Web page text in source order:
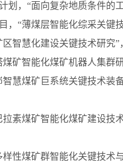
划，“面向复杂地质条件的
，“薄煤层智能化综采关键
区智慧化建设关键技术研究”
煤矿智能化煤矿机器人集群
智慧煤矿巨系统关键技术装
拉素煤矿智能化煤矿建设技
样性煤矿群智能化关键技术